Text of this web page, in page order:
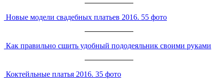
Новые модели свадебных платьев 2016. 55 фото
Как правильно сшить удобный пододеяльник своими руками
Коктейльные платья 2016. 35 фото